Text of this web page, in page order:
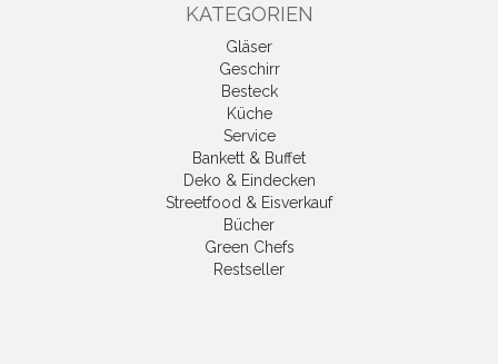
KATEGORIEN
Gläser
Geschirr
Besteck
Küche
Service
Bankett & Buffet
Deko & Eindecken
Streetfood & Eisverkauf
Bücher
Green Chefs
Restseller